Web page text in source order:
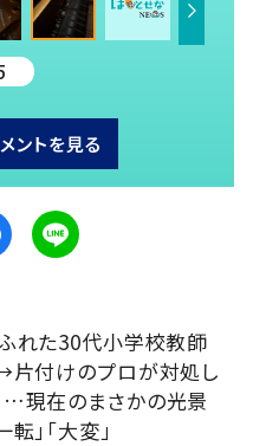
ントを見る
れた30代小学校教師
付けのプロが対処し
現在のまさかの光景
」「大変」